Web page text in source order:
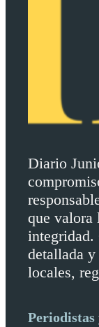
Diario
que valora
integridad.
detallada
locales,
Periodistas